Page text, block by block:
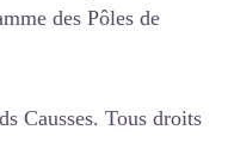
des Pôles de
Causses. Tous droits